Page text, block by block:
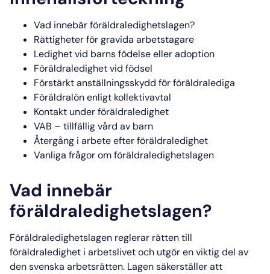
Vad innebär föräldraledighetslagen?
Rättigheter för gravida arbetstagare
Ledighet vid barns födelse eller adoption
Föräldraledighet vid födsel
Förstärkt anställningsskydd för föräldralediga
Föräldralön enligt kollektivavtal
Kontakt under föräldraledighet
VAB – tillfällig vård av barn
Återgång i arbete efter föräldraledighet
Vanliga frågor om föräldraledighetslagen
Vad innebär
föräldraledighetslagen?
Föräldraledighetslagen reglerar rätten till
föräldraledighet i arbetslivetoch utgör en viktig del av
den svenska arbetsrätten. Lagen säkerställer att